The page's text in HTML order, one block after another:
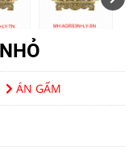
ÁN GẤM